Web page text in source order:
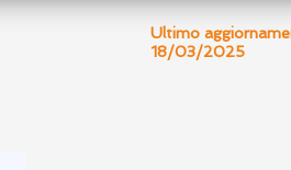
Ultimo
18/03/2025